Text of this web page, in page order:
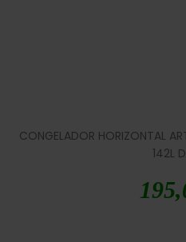
CONGELADOR HORIZONTAL
142L